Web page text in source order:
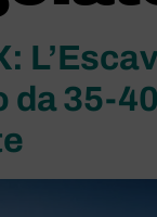
da 35-40